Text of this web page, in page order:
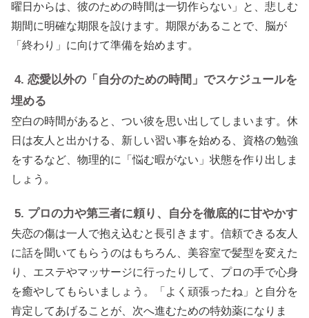
曜日からは、彼のための時間は一切作らない」と、悲しむ
期間に明確な期限を設けます。期限があることで、脳が
「終わり」に向けて準備を始めます。
4. 恋愛以外の「自分のための時間」でスケジュールを
埋める
空白の時間があると、つい彼を思い出してしまいます。休
日は友人と出かける、新しい習い事を始める、資格の勉強
をするなど、物理的に「悩む暇がない」状態を作り出しま
しょう。
5. プロの力や第三者に頼り、自分を徹底的に甘やかす
失恋の傷は一人で抱え込むと長引きます。信頼できる友人
に話を聞いてもらうのはもちろん、美容室で髪型を変えた
り、エステやマッサージに行ったりして、プロの手で心身
を癒やしてもらいましょう。「よく頑張ったね」と自分を
肯定してあげることが、次へ進むための特効薬になりま